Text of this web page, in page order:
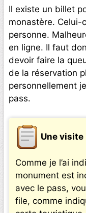
Il existe un billet
monastère. Celui-
personne.
en ligne. Il faut
devoir faire la
de la réservation
personnellement
pass.
Une visite
Comme je l’ai
monument est
avec le pass,
file, comme